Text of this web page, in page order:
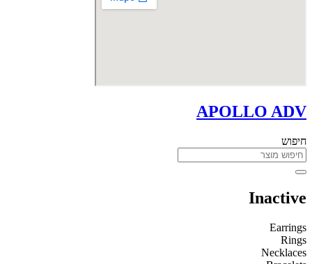
APOLLO ADV
חיפוש
Inactive
Earrings
Rings
Necklaces